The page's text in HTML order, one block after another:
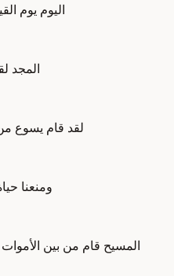
اليوم يوم
المجد
لقد قام يسوع
ومنعنا
المسيح قام من بين